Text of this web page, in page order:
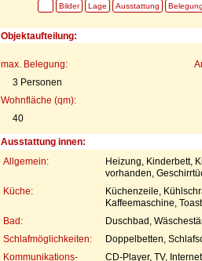
Bilder Lage Ausstattung
Objektaufteilung:
max. Belegung:
3 Personen
Wohnfläche (qm):
40
Ausstattung innen:
Allgemein:
Heizung, Kinderbett,
vorhanden,
Küche:
Küchenzeile,
Kaffeemaschine,
Bad:
Duschbad,
Schlafmöglichkeiten:
Doppelbetten,
Kommunikations-
CD-Player, TV,